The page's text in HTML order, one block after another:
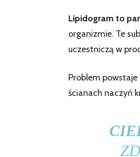
Lipidogram to
organizmie. Te
uczestniczą w
Problem
ścianach naczyń